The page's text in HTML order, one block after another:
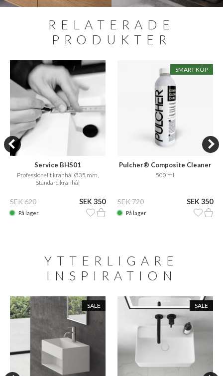
RELATERADE
PRODUKTER
Service BHS01
Professionellt kranhål Ø35 mm,
Standard kranhål
SEK 620 SEK 350
På lager
SMART KÖP
Pulcher® Composite Cleaner
Care
500 ml.
SEK 720 SEK 350
På lager
YTTERLIGARE
INSPIRATION
SALE SALE